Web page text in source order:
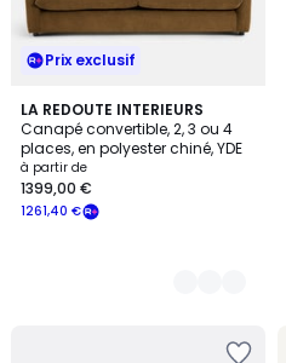
Prix exclusif
LA REDOUTE INTERIEURS
Canapé convertible, 2, 3 ou 4
places, en polyester chiné, YDE
à partir de
1261,40 €
1399,00 €
5
Couleurs